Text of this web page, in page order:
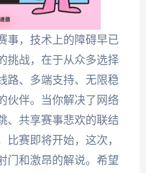
事，技术上的障碍早已
挑战，在于从众多选择
路、多端支持、无限稳
伙伴。当你解决了网络
、共享赛事悲欢的联结
赛即将开始，这次，
门和激昂的解说。希望